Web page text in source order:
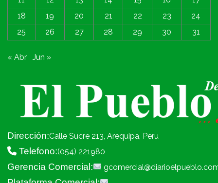
18
19 20 21 22 23
24
25
26 27 28 29 30 31
« Abr Jun »
Dirección:Calle Sucre 213, Arequipa, Peru
Telefono:(054) 221980
Gerencia Comercial: